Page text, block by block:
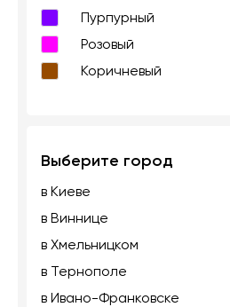
Пурпурный
Розовый
Коричневый
Выберите город
в Киеве
в Виннице
в Хмельницком
в Тернополе
в Ивано-Франковске